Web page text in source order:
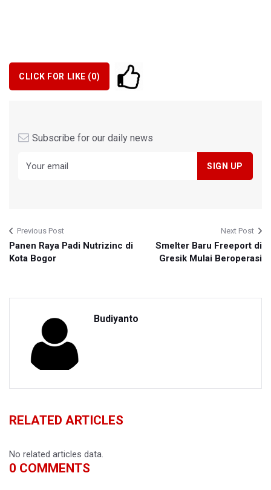
CLICK FOR LIKE (0)
Subscribe for our daily news
Previous Post
Panen Raya Padi Nutrizinc di
Kota Bogor
Next Post
Smelter Baru Freeport di
Gresik Mulai Beroperasi
Budiyanto
RELATED ARTICLES
No related articles data.
0 COMMENTS